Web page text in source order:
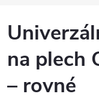
na plech
– rovné